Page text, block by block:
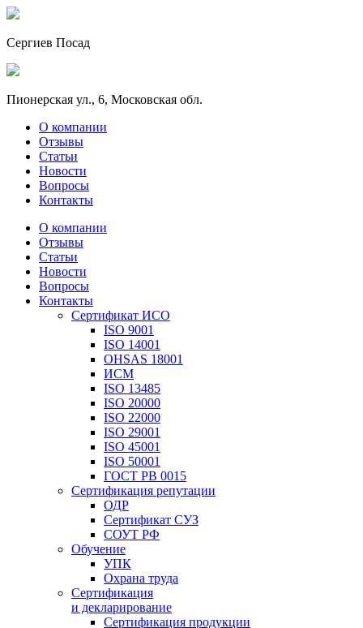
Сергиев Посад
Пионерская ул., 6, Московская обл.
О компании
Отзывы
Статьи
Новости
Вопросы
Контакты
О компании
Отзывы
Статьи
Новости
Вопросы
Контакты
Сертификат ИСО
ISO 9001
ISO 14001
OHSAS 18001
ИСМ
ISO 13485
ISO 20000
ISO 22000
ISO 29001
ISO 45001
ISO 50001
ГОСТ РВ 0015
Сертификация репутации
ОДР
Сертификат СУЗ
СОУТ РФ
Обучение
УПК
Охрана труда
Сертификация
и декларирование
Сертификация продукции